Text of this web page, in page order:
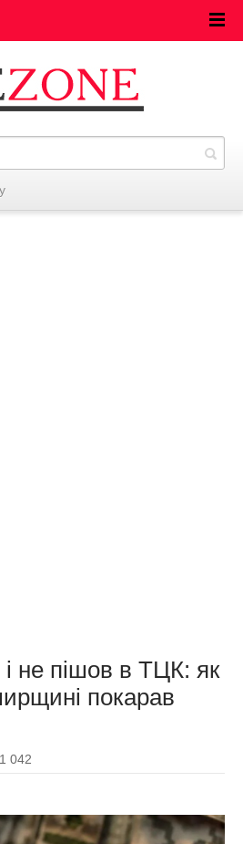
і не пішов в ТЦК: як
покарав
1 042